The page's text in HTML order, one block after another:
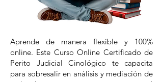
Aprende de manera flexible y 100%
online. Este Curso Online Certificado de
Perito Judicial Cinológico te capacita
para sobresalir en análisis y mediación de